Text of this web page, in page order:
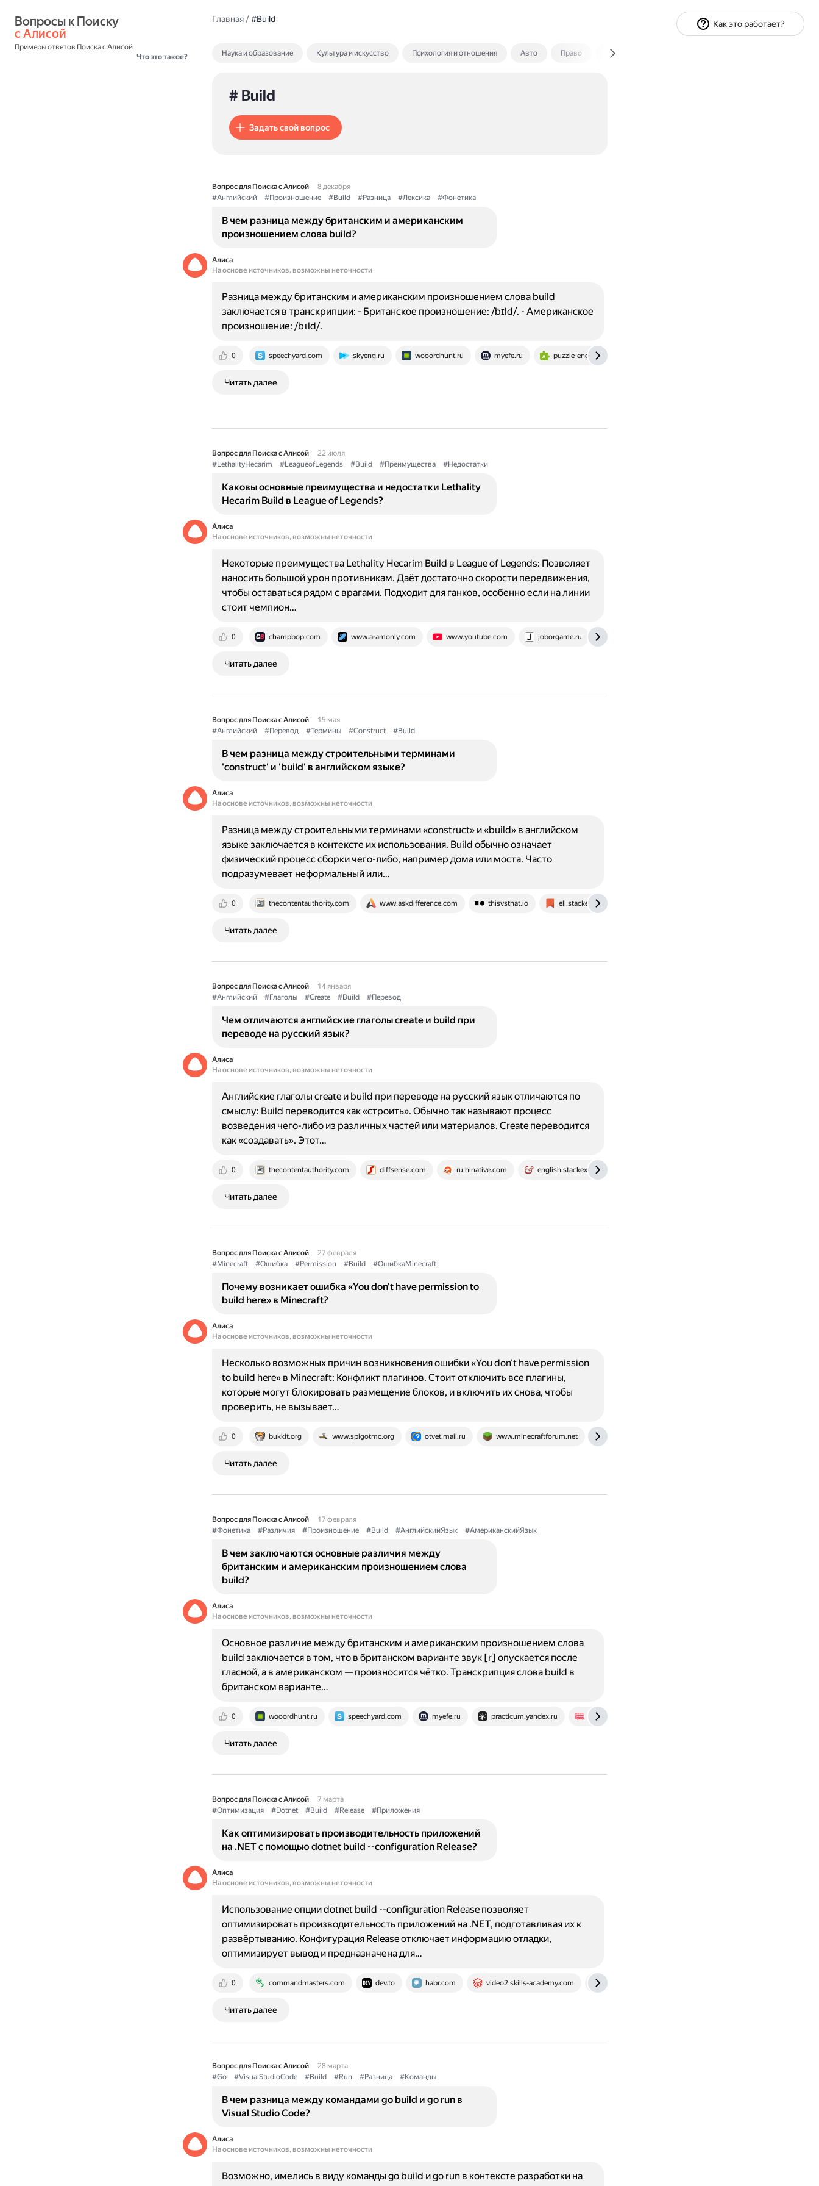
с Алисой
Примеры ответов Поиска с Алисой
Что это такое?
Главная/#Build
Наука и образование Культура и искусство Психология и отношения Авто Право Экономика и финансы
# Build
Задать свой вопрос
Вопрос для Поиска с Алисой
8 декабря
#Английский
#Произношение #Build #Разница #Лексика #Фонетика
В чем разница между британским и американским
произношением слова build?
Алиса
На основе источников, возможны неточности
0 speechyard.com skyeng.ru wooordhunt.ru myefe.ru puzzle-english.com
Разница между британским и американским произношением слова build
заключается в транскрипции: - Британское произношение: /bɪld/. - Американское
произношение: /bɪld/.
Читать далее
Вопрос для Поиска с Алисой
22 июля
#LethalityHecarim
#LeagueofLegends #Build #Преимущества #Недостатки
Каковы основные преимущества и недостатки Lethality
Hecarim Build в League of Legends?
Алиса
На основе источников, возможны неточности
0 champbop.com www.aramonly.com www.youtube.com joborgame.ru
Некоторые преимущества Lethality Hecarim Build в League of Legends: Позволяет
наносить большой урон противникам. Даёт достаточно скорости передвижения,
чтобы оставаться рядом с врагами. Подходит для ганков, особенно если на линии
стоит чемпион…
Читать далее
Вопрос для Поиска с Алисой
15 мая
#Английский
#Перевод #Термины #Construct #Build
В чем разница между строительными терминами
'construct' и 'build' в английском языке?
Алиса
На основе источников, возможны неточности
0 thecontentauthority.com www.askdifference.com thisvsthat.io ell.stackexchange.com
Разница между строительными терминами «construct» и «build» в английском
языке заключается в контексте их использования. Build обычно означает
физический процесс сборки чего-либо, например дома или моста. Часто
подразумевает неформальный или…
Читать далее
Вопрос для Поиска с Алисой
14 января
#Английский
#Глаголы #Create #Build #Перевод
Чем отличаются английские глаголы create и build при
переводе на русский язык?
Алиса
На основе источников, возможны неточности
0 thecontentauthority.com diffsense.com ru.hinative.com english.stackexchange.com
Английские глаголы create и build при переводе на русский язык отличаются по
смыслу: Build переводится как «строить». Обычно так называют процесс
возведения чего-либо из различных частей или материалов. Create переводится
как «создавать». Этот…
Читать далее
Вопрос для Поиска с Алисой
27 февраля
#Minecraft
#Ошибка #Permission #Build #ОшибкаMinecraft
Почему возникает ошибка «You don't have permission to
build here» в Minecraft?
Алиса
На основе источников, возможны неточности
0 bukkit.org www.spigotmc.org otvet.mail.ru www.minecraftforum.net
Несколько возможных причин возникновения ошибки «You don't have permission
to build here» в Minecraft: Конфликт плагинов. Стоит отключить все плагины,
которые могут блокировать размещение блоков, и включить их снова, чтобы
проверить, не вызывает…
Читать далее
Вопрос для Поиска с Алисой
17 февраля
#Фонетика
#Различия #Произношение #Build #АнглийскийЯзык #АмериканскийЯзык
В чем заключаются основные различия между
британским и американским произношением слова
build?
Алиса
На основе источников, возможны неточности
0 wooordhunt.ru speechyard.com myefe.ru practicum.yandex.ru online-london.com
Основное различие между британским и американским произношением слова
build заключается в том, что в британском варианте звук [r] опускается после
гласной, а в американском — произносится чётко. Транскрипция слова build в
британском варианте…
Читать далее
Вопрос для Поиска с Алисой
7 марта
#Оптимизация
#Dotnet #Build #Release #Приложения
Как оптимизировать производительность приложений
на .NET с помощью dotnet build --configuration Release?
Алиса
На основе источников, возможны неточности
0 commandmasters.com dev.to habr.com video2.skills-academy.com
Использование опции dotnet build --configuration Release позволяет
оптимизировать производительность приложений на .NET, подготавливая их к
развёртыванию. Конфигурация Release отключает информацию отладки,
оптимизирует вывод и предназначена для…
Читать далее
Вопрос для Поиска с Алисой
28 марта
#Go
#VisualStudioCode #Build #Run #Разница #Команды
В чем разница между командами go build и go run в
Visual Studio Code?
Алиса
На основе источников, возможны неточности
Возможно, имелись в виду команды go build и go run в контексте разработки на
Как это работает?